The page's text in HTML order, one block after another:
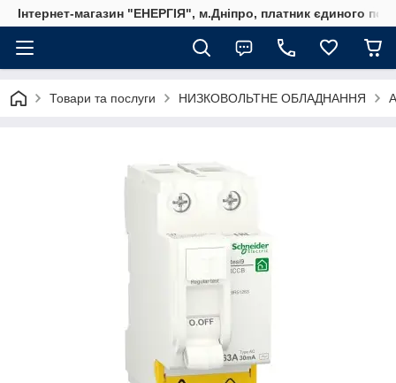
Інтернет-магазин "ЕНЕРГІЯ", м.Дніпро, платник єдиного
Товари та послуги НИЗКОВОЛЬТНЕ ОБЛАДНАННЯ